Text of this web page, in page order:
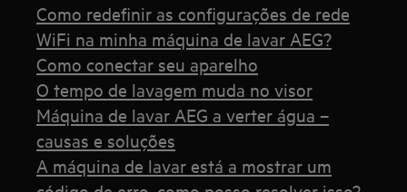
Como redefinir as configurações de rede
WiFi na minha máquina de lavar AEG?
Como conectar seu aparelho
O tempo de lavagem muda no visor
Máquina de lavar AEG a verter água –
causas e soluções
A máquina de lavar está a mostrar um